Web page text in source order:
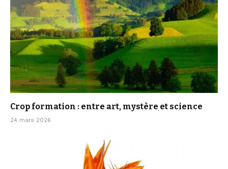
Crop formation : entre art, mystère et science
24 mars 2026